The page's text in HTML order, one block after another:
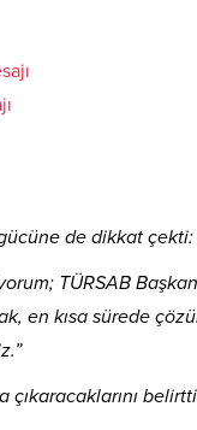
de dikkat çekti:
TÜRSAB
en kısa sürede